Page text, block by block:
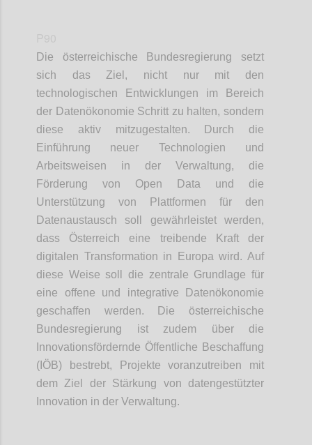
Die österreichische Bundesregierung setzt
sich das Ziel, nicht nur mit den
technologischen Entwicklungen im Bereich
der Datenökonomie Schritt zu halten, sondern
diese aktiv mitzugestalten. Durch die
Einführung neuer Technologien und
Arbeitsweisen in der Verwaltung, die
Förderung von Open Data und die
Unterstützung von Plattformen für den
Datenaustausch soll gewährleistet werden,
dass Österreich eine treibende Kraft der
digitalen Transformation in Europa wird. Auf
diese Weise soll die zentrale Grundlage für
eine offene und integrative Datenökonomie
geschaffen werden. Die österreichische
Bundesregierung ist zudem über die
Innovationsfördernde Öffentliche Beschaffung
(IÖB) bestrebt, Projekte voranzutreiben mit
dem Ziel der Stärkung von datengestützter
Innovation in der Verwaltung.